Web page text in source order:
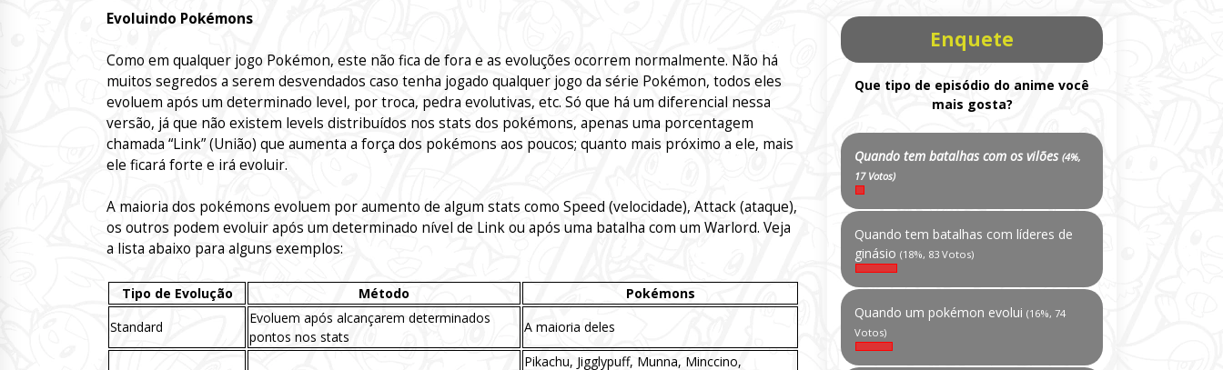
Evoluindo Pokémons
Como em qualquer jogo Pokémon, este não fica de fora e as evoluções ocorrem normalmente. Não há
muitos segredos a serem desvendados caso tenha jogado qualquer jogo da série Pokémon, todos eles
evoluem após um determinado level, por troca, pedra evolutivas, etc. Só que há um diferencial nessa
versão, já que não existem levels distribuídos nos stats dos pokémons, apenas uma porcentagem
chamada “Link” (União) que aumenta a força dos pokémons aos poucos; quanto mais próximo a ele, mais
ele ficará forte e irá evoluir.
A maioria dos pokémons evoluem por aumento de algum stats como Speed (velocidade), Attack (ataque),
os outros podem evoluir após um determinado nível de Link ou após uma batalha com um Warlord. Veja
a lista abaixo para alguns exemplos:
Tipo de Evolução Método
Pokémons
Standard
Evoluem após alcançarem determinados
pontos nos stats
A maioria deles
Pikachu, Jigglypuff, Munna, Minccino,
Enquete
Que tipo de episódio do anime você
mais gosta?
Quando tem batalhas com os vilões (4%,
17 Votos)
Quando tem batalhas com líderes de
ginásio (18%, 83 Votos)
Quando um pokémon evolui (16%, 74
Votos)